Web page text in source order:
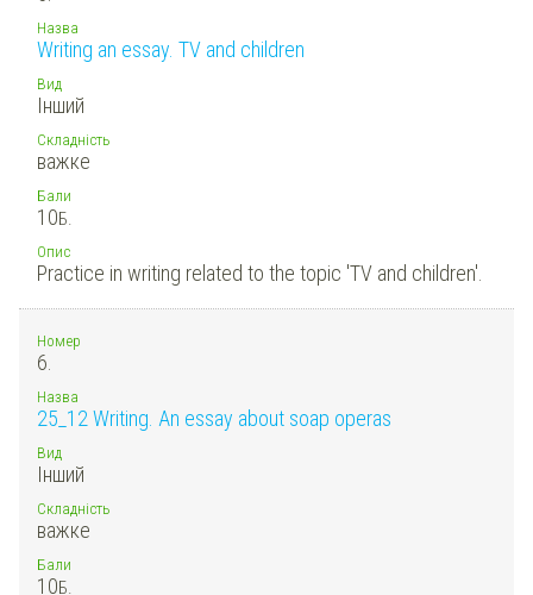
Назва
Writing an essay. TV and children
Вид
Інший
Складність
важке
Бали
10Б.
Опис
Practice in writing related to the topic 'TV and children'.
Номер
6.
Назва
25_12 Writing. An essay about soap operas
Вид
Інший
Складність
важке
Бали
10Б.